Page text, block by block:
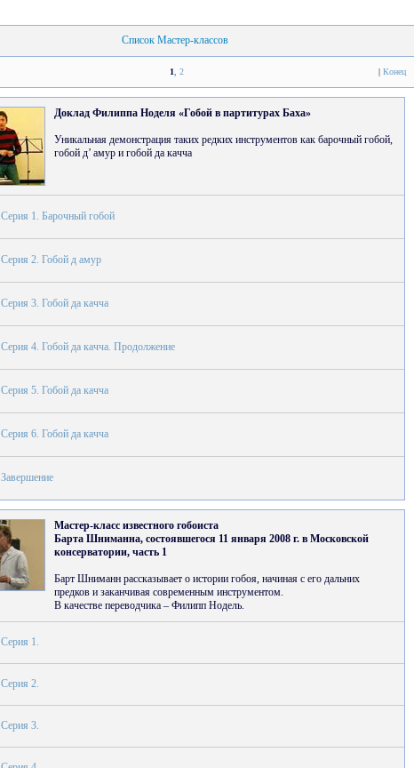
Cписок Мастер-классов
1 2 | Конец
Доклад Филиппа Ноделя «Гобой в партитурах Баха»
Уникальная демонстрация таких редких инструментов как барочный гобой,
гобой д’ амур и гобой да качча
Серия 1. Барочный гобой
Серия 2. Гобой д амур
Серия 3. Гобой да качча
Серия 4. Гобой да качча. Продолжение
Серия 5. Гобой да качча
Серия 6. Гобой да качча
Завершение
Мастер-класс известного гобоиста
Барта Шниманна, состоявшегося 11 января 2008 г. в Московской
консерватории, часть 1
Барт Шниманн рассказывает о истории гобоя, начиная с его дальних
предков и заканчивая современным инструментом.
В качестве переводчика – Филипп Нодель.
Серия 1.
Серия 2.
Серия 3.